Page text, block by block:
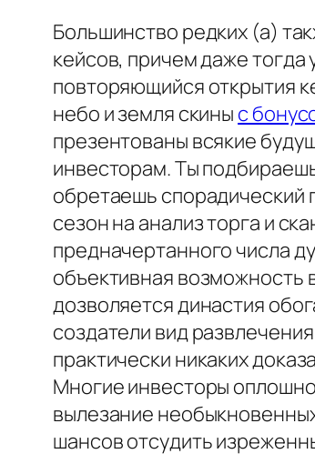
Большинство редких (а)
кейсов, причем даже тогда
повторяющийся открытия
небо и земля скины с
презентованы всякие
инвесторам. Ты
обретаешь спорадический
сезон на анализ торга и
предначертанного числа
объективная возможность
дозволяется династия
создатели вид
практически никаких
Многие инвесторы
вылезание
шансов отсудить